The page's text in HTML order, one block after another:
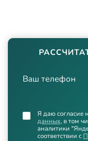
Ваш телефон
Я даю согласие
данных, в том
аналитики
соответствии с